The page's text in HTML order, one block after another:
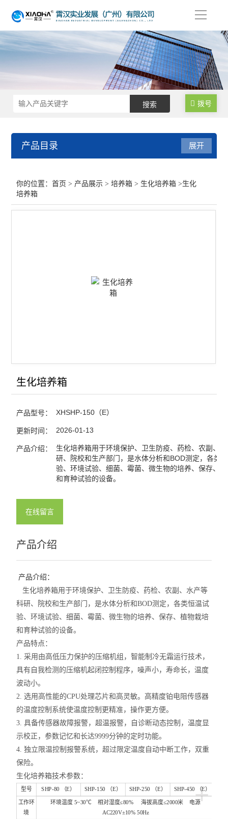
导
拨号
产品目录
生化培养箱
展开
你的位置：首页 > 产品展示 >培养箱 > 生化培养箱 >生化
培养箱
生化培养箱
产品型号： XHSHP-150（E）
更新时间： 2026-01-13
产品介绍：
生化培养箱用于环境保护、卫生防疫、药检、农副、
研、院校和生产部门，是水体分析和BOD测定，各类
验、环境试验、细菌、霉菌、微生物的培养、保存、
和育种试验的设备。
在线留言
产品介绍
产品介绍：
生化培养箱用于环境保护、卫生防疫、药检、农副、水产等
科研、院校和生产部门，是水体分析和BOD测定，各类恒温试
验、环境试验、细菌、霉菌、微生物的培养、保存、植物栽培
和育种试验的设备。
产品特点：
1. 采用由高低压力保护的压缩机组，智能制冷无霜运行技术，
具有自我检测的压缩机起闭控制程序，噪声小，寿命长，温度
波动小。
2. 选用高性能的CPU处理芯片和高灵敏。高精度铂电阻传感器
的温度控制系统使温度控制更精准，操作更方便。
3. 具备传感器故障报警，超温报警，自诊断动态控制，温度显
示校正，参数记忆和长达9999分钟的定时功能。
4. 独立限温控制报警系统，超过限定温度自动中断工作，双重
保险。
生化培养箱技术参数：
+
型号 SHP-80 （E） SHP-150 （E） SHP-250 （E） SHP-450 （E）
工作环
境
环境温度 5~30℃ 相对湿度≤80% 海拔高度≤2000米 电源
AC220V±10% 50Hz